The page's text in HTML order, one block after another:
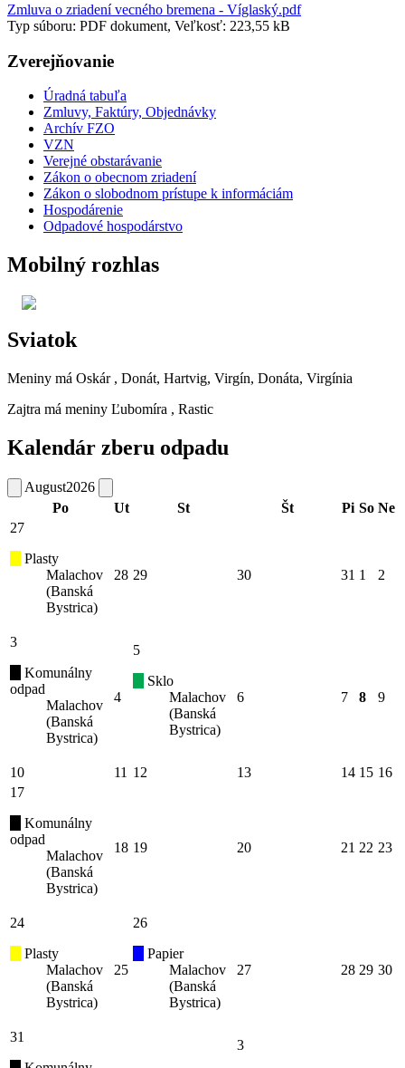
Zmluva o zriadení vecného bremena - Víglaský.pdf
Typ súboru: PDF dokument, Veľkosť: 223,55 kB
Zverejňovanie
Úradná tabuľa
Zmluvy, Faktúry, Objednávky
Archív FZO
VZN
Verejné obstarávanie
Zákon o obecnom zriadení
Zákon o slobodnom prístupe k informáciám
Hospodárenie
Odpadové hospodárstvo
Mobilný rozhlas
Sviatok
Meniny má Oskár , Donát, Hartvig, Virgín, Donáta, Virgínia
Zajtra má meniny Ľubomíra , Rastic
Kalendár zberu odpadu
August2026
Po
Ut St Št Pi So Ne
27
Plasty
Malachov
(Banská
Bystrica)
28 29 30 31 1 2
3
Komunálny
odpad
Malachov
(Banská
Bystrica)
4
5
Sklo
Malachov
(Banská
Bystrica)
6 7 8 9
10 11 12 13 14 15 16
17
Komunálny
odpad
Malachov
(Banská
Bystrica)
18 19 20 21 22 23
24
Plasty
Malachov
(Banská
Bystrica)
25
26
Papier
Malachov
(Banská
Bystrica)
27 28 29 30
31
3